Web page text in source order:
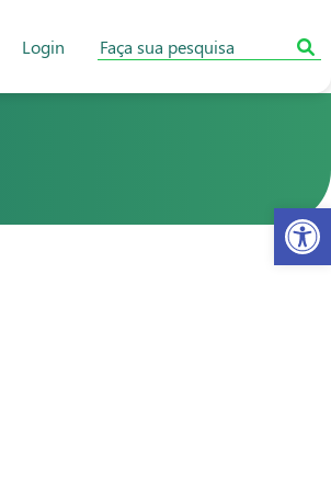
Login